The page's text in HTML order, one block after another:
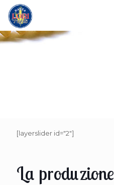
[layerslider id="2"]
La produzione